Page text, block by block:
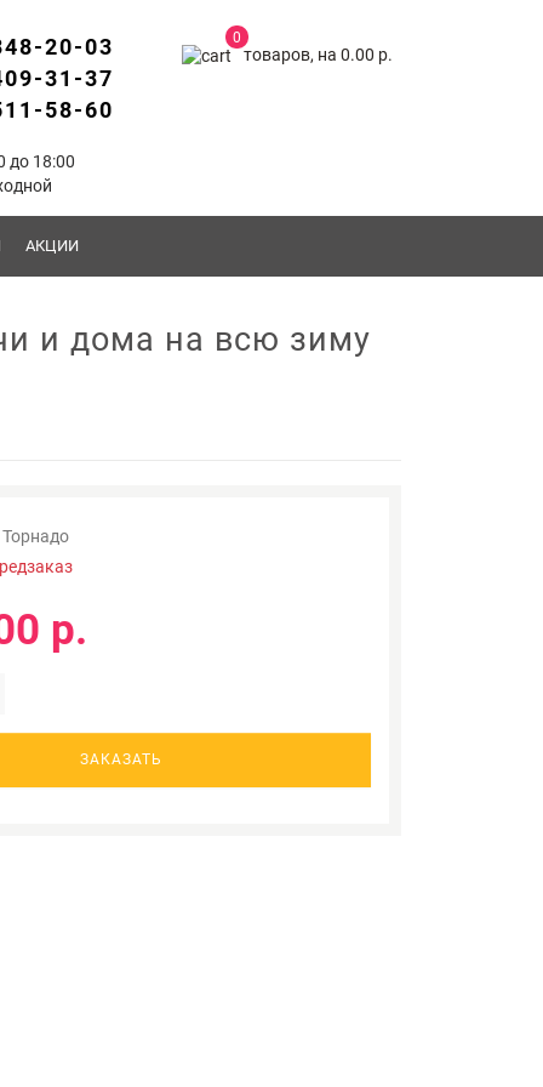
0
товаров, на 0.00 р.
20-03
31-37
58-60
до 18:00
АКЦИИ
и дома на всю зиму
Торнадо
р.
ЗАКАЗАТЬ